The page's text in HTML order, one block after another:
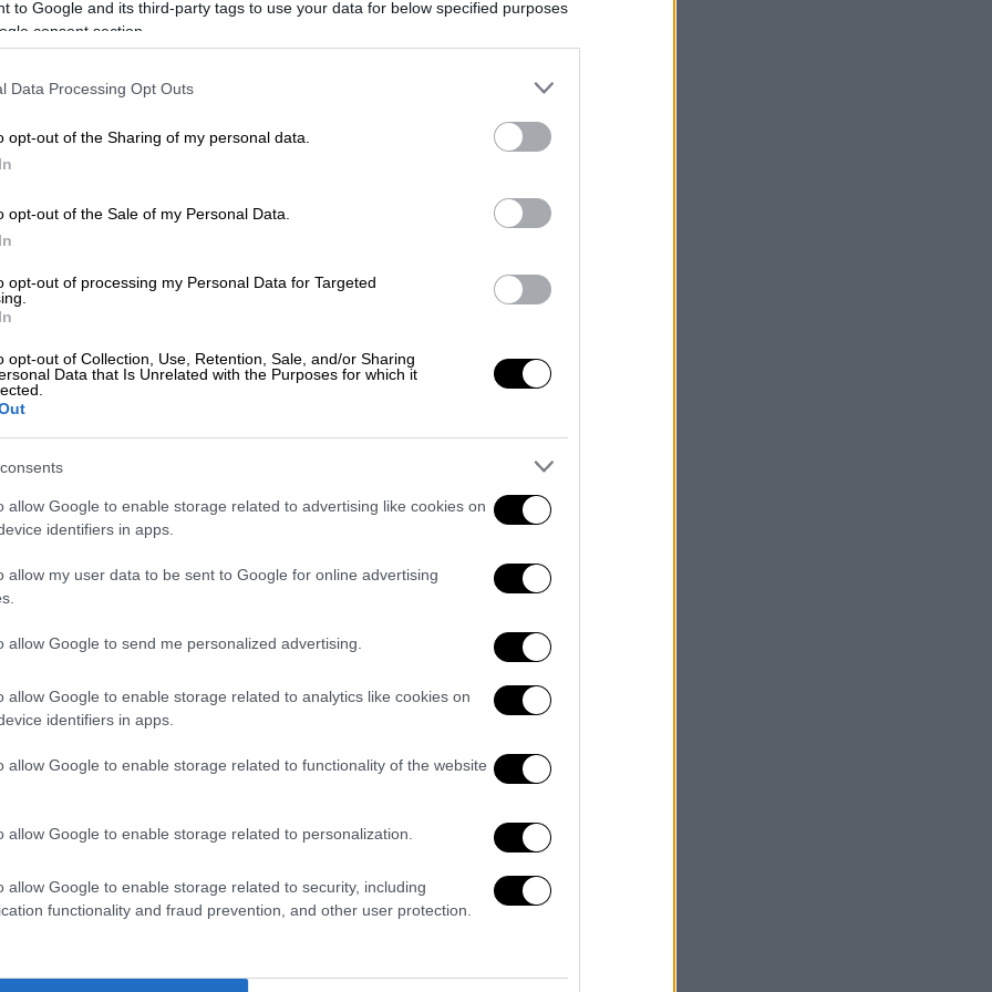
to Google and its third-party tags to use your data for below specified purposes
consent section.
Data Processing Opt Outs
opt-out of the Sharing of my personal data.
opt-out of the Sale of my Personal Data.
opt-out of processing my Personal Data for Targeted
opt-out of Collection, Use, Retention, Sale, and/or Sharing
Data that Is Unrelated with the Purposes for which it
allow Google to enable storage related to advertising like cookies on
identifiers in apps.
allow my user data to be sent to Google for online advertising
allow Google to send me personalized advertising.
allow Google to enable storage related to analytics like cookies on
identifiers in apps.
allow Google to enable storage related to functionality of the website
allow Google to enable storage related to personalization.
allow Google to enable storage related to security, including
functionality and fraud prevention, and other user protection.
Οικονομικά Αποτελέσματα
Εννεαμήνου 2022
Ενισχυμένα οικονομικά μεγέθη λόγω
χαρακτηριστικών χαρτοφυλακίου
ΤΕΡΝΑ ΕΝΕΡΓΕΙΑΚΗ: Ξεκίνησε η
Μεταβατική Διαχείριση
Πελοποννήσου
Πελοποννήσου σηματοδότησε η
άφιξη των πρώτων
απορριμματοφόρων του Δήμου
Τρίπολης στη Μονάδα Μεταβατικής
ΤΕΡΝΑ Ενεργειακή: Ξεκινούν οι
πρώτες μονάδες διαχείρισης
απορριμμάτων στην Πελοπόννησο
ύψους 152 εκατ. ευρώ